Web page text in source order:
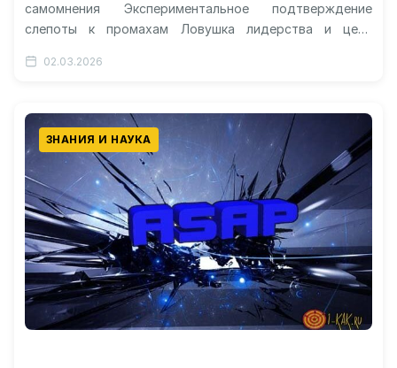
самомнения Экспериментальное подтверждение
слепоты к промахам Ловушка лидерства и цена
вопросы Мозг человека реагирует…
02.03.2026
ЗНАНИЯ И НАУКА